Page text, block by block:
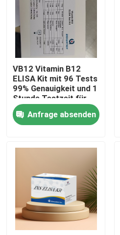
Über uns
VB12 Vitamin B12
ELISA Kit mit 96 Tests
99% Genauigkeit und 1
Stunde Testzeit für
Vitaminmangelforschung
Anfrage absenden